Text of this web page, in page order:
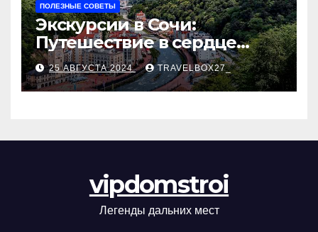
ПОЛЕЗНЫЕ СОВЕТЫ
Экскурсии в Сочи:
Путешествие в сердце
Черноморского курорта
25 АВГУСТА 2024 TRAVELBOX27_
vipdomstroi
Легенды дальних мест